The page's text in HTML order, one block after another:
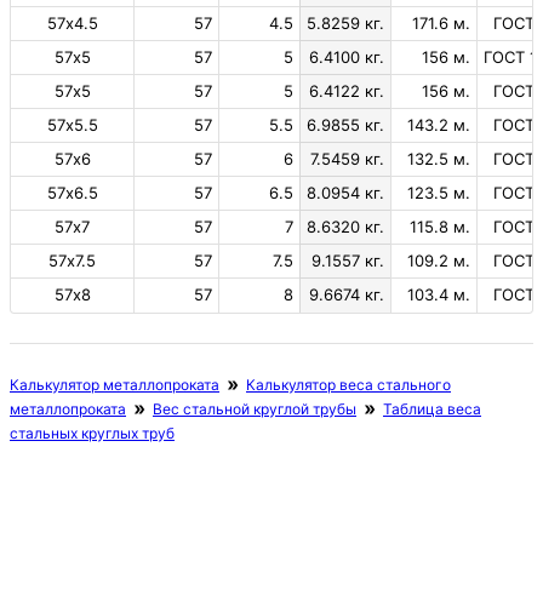
57х4.5
57 4.5 5.8259 кг. 171.6 м.
ГОСТ
57х5
57 5 6.4100 кг. 156 м.
ГОСТ
57х5
57 5 6.4122 кг. 156 м.
ГОСТ
57х5.5
57 5.5 6.9855 кг. 143.2 м.
ГОСТ
57х6
57 6 7.5459 кг. 132.5 м.
ГОСТ
57х6.5
57 6.5 8.0954 кг. 123.5 м.
ГОСТ
57х7
57 7 8.6320 кг. 115.8 м.
ГОСТ
57х7.5
57 7.5 9.1557 кг. 109.2 м.
ГОСТ
57х8
57 8 9.6674 кг. 103.4 м. ГОСТ
Калькулятор металлопроката
Калькулятор веса стального
металлопроката
Вес стальной круглой трубы
Таблица веса
стальных круглых труб